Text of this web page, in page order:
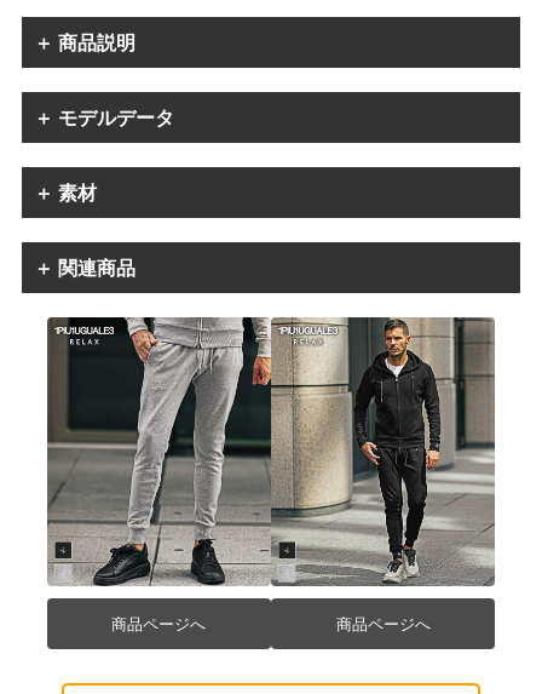
＋ 商品説明
＋ モデルデータ
＋ 素材
＋ 関連商品
商品ページへ 商品ページへ